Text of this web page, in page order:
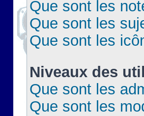
Que sont les
Que sont les
Que sont les
Niveaux des
Que sont les
Que sont les